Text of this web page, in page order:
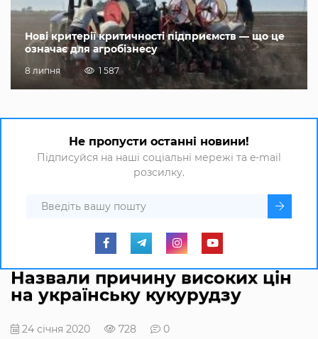
Нові критерії критичності підприємств — що це
означає для агробізнесу
8 липня 1 587
Не пропусти останні новини!
Підписуйся на наші соціальні мережі та e-mail
розсилку.
Назвали причину високих цін
на українську кукурудзу
24 січня 2020 728 0